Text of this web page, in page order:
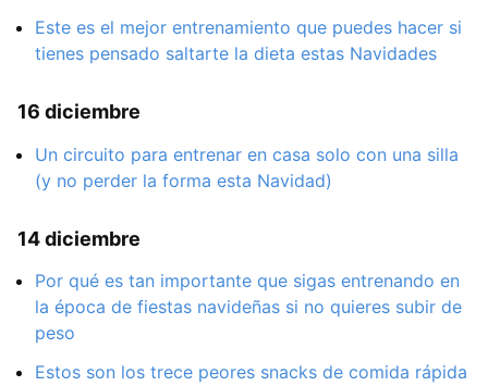
Este es el mejor entrenamiento que puedes hacer si
tienes pensado saltarte la dieta estas Navidades
16 diciembre
Un circuito para entrenar en casa solo con una silla
(y no perder la forma esta Navidad)
14 diciembre
Por qué es tan importante que sigas entrenando en
la época de fiestas navideñas si no quieres subir de
peso
Estos son los trece peores snacks de comida rápida